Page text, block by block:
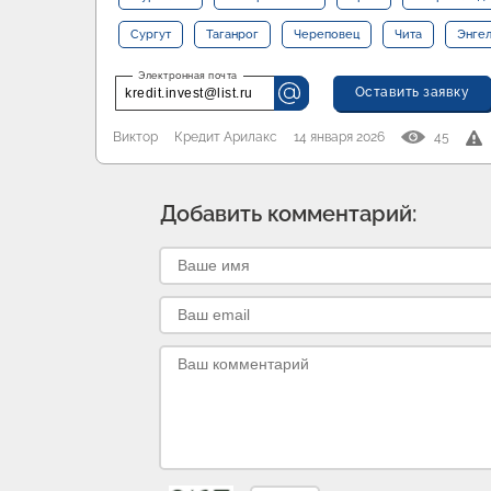
Сургут Таганрог Череповец Чита
kredit.invest@list.ru Оставить заявку
Виктор Кредит Арилакс 14 января 2026 45
Добавить комментарий: